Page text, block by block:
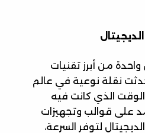
واحدة من أبرز تقنيات
نقلة نوعية في عالم
الوقت الذي كانت فيه
على قوالب وتجهيزات
لتوفر السرعة،